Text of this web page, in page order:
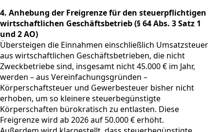
4. Anhebung der Freigrenze für den steuerpflichtigen
wirtschaftlichen Geschäftsbetrieb (§ 64 Abs. 3 Satz 1
und 2 AO)
Übersteigen die Einnahmen einschließlich Umsatzsteuer
aus wirtschaftlichen Geschäftsbetrieben, die nicht
Zweckbetriebe sind, insgesamt nicht 45.000 € im Jahr,
werden – aus Vereinfachungsgründen –
Körperschaftsteuer und Gewerbesteuer bisher nicht
erhoben, um so kleinere steuerbegünstigte
Körperschaften bürokratisch zu entlasten. Diese
Freigrenze wird ab 2026 auf 50.000 € erhöht.